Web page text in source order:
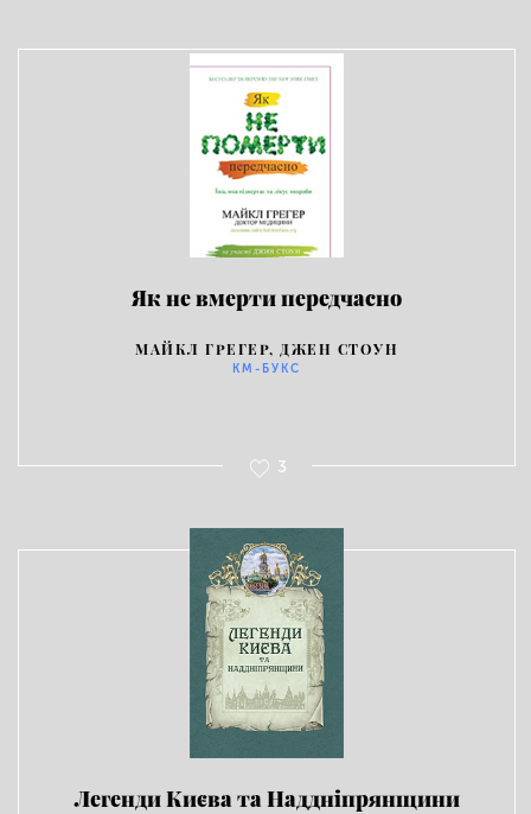
Як не вмерти передчасно
МАЙКЛ ГРЕГЕР, ДЖЕН СТОУН
КМ-БУКС
3
Легенди Києва та Наддніпрянщини